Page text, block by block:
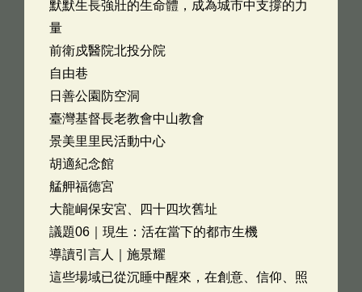
默默生長強壯的生命體，成為城市中支撐的力
量
前衛戍醫院北投分院
自由巷
日善公園防空洞
臺灣基督長老教會中山教會
景美里里民活動中心
胡適紀念館
艋舺福德宮
大龍峒保安宮、四十四坎舊址
議題06｜現生：活在當下的都市生機
導讀引言人｜施景耀
這些場域已從沉睡中醒來，在創意、信仰、照